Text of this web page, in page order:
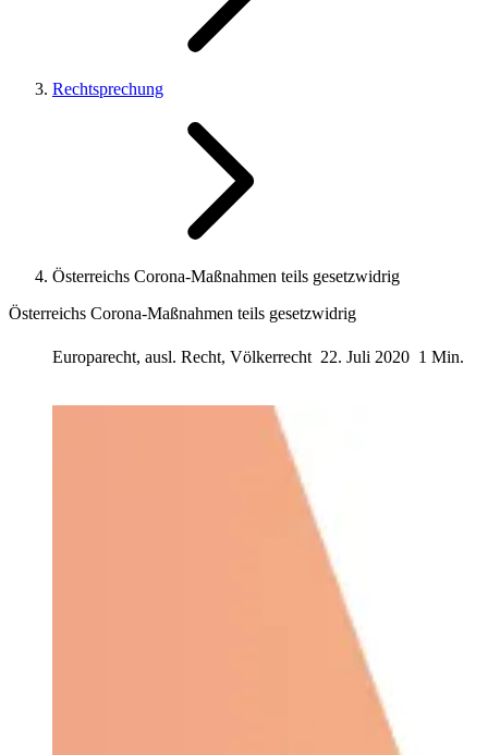
Rechtsprechung
Österreichs Corona-Maßnahmen teils gesetzwidrig
Österreichs Corona-Maßnahmen teils gesetzwidrig
Europarecht, ausl. Recht, Völkerrecht 22. Juli 2020 1 Min.